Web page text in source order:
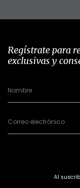
Regístrate para
exclusivas y
Al